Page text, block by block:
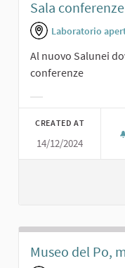
Sala conferenze
Laboratorio
Al nuovo Salunei
conferenze
CREATED AT
14/12/2024
Museo del Po,